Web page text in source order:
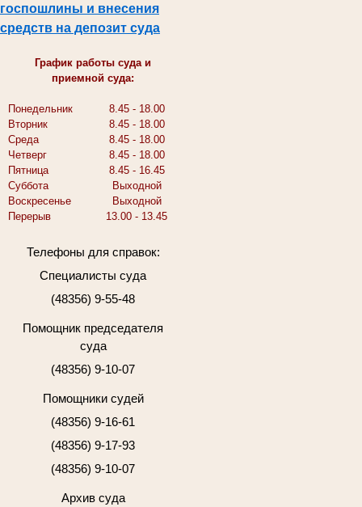
госпошлины и внесения
средств на депозит суда
График работы суда и
приемной суда:
Понедельник
8.45 - 18.00
Вторник
8.45 - 18.00
Среда
8.45 - 18.00
Четверг
8.45 - 18.00
Пятница
8.45 - 16.45
Суббота
Выходной
Воскресенье
Выходной
Перерыв
13.00 - 13.45
Телефоны для справок:
Специалисты суда
(48356) 9-55-48
Помощник председателя
суда
(48356) 9-10-07
Помощники судей
(48356) 9-16-61
(48356) 9-17-93
(48356) 9-10-07
Архив суда